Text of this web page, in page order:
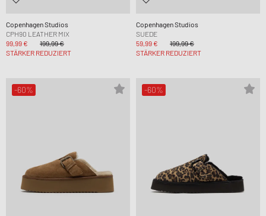
Copenhagen Studios
CPH90 LEATHER MIX
99,99 €
199,99 €
STÄRKER REDUZIERT
Copenhagen Studios
SUEDE
59,99 €
199,99 €
STÄRKER REDUZIERT
-60% -60%